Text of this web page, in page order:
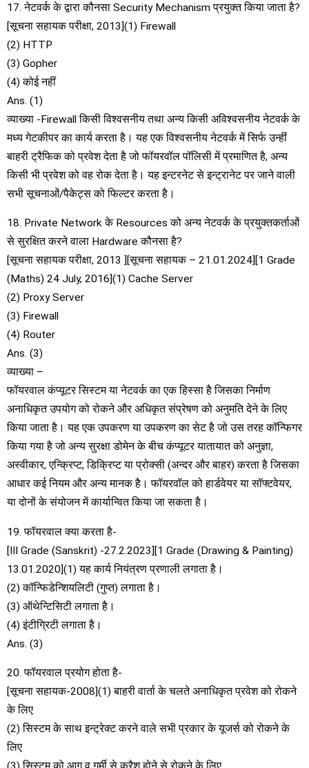
17. नेटवर्क के द्वारा कौनसा Security Mechanism प्रयुक्त किया जाता है?
[सूचना सहायक परीक्षा, 2013](1) Firewall
(2) HTTP
(3) Gopher
(4) कोई नहीं
Ans. (1)
व्याख्या -Firewall किसी विश्वसनीय तथा अन्य किसी अविश्वसनीय नेटवर्क के
मध्य गेटकीपर का कार्य करता है। यह एक विश्वसनीय नेटवर्क में सिर्फ उन्हीं
बाहरी ट्रैफिक को प्रवेश देता है जो फॉयरवॉल पॉलिसी में प्रमाणित है, अन्य
किसी भी प्रवेश को वह रोक देता है। यह इन्टरनेट से इन्ट्रानेट पर जाने वाली
सभी सूचनाओं/पैकेट्स को फिल्टर करता है।
18. Private Network के Resources को अन्य नेटवर्क के प्रयुक्तकर्ताओं
से सुरक्षित करने वाला Hardware कौनसा है?
[सूचना सहायक परीक्षा, 2013 ][सूचना सहायक – 21.01.2024][1 Grade
(Maths) 24 July, 2016](1) Cache Server
(2) Proxy Server
(3) Firewall
(4) Router
Ans. (3)
व्याख्या –
फॉयरवाल कंप्यूटर सिस्टम या नेटवर्क का एक हिस्सा है जिसका निर्माण
अनाधिकृत उपयोग को रोकने और अधिकृत संप्रेषण को अनुमति देने के लिए
किया जाता है। यह एक उपकरण या उपकरण का सेट है जो उस तरह कॉन्फिगर
किया गया है जो अन्य सुरक्षा डोमेन के बीच कंप्यूटर यातायात को अनुज्ञा,
अस्वीकार, एन्क्रिप्ट, डिक्रिप्ट या प्रोक्सी (अन्दर और बाहर) करता है जिसका
आधार कई नियम और अन्य मानक है। फॉयरवॉल को हार्डवेयर या सॉफ्टवेयर,
या दोनों के संयोजन में कार्यान्वित किया जा सकता है।
19. फॉयरवाल क्या करता है-
[III Grade (Sanskrit) -27.2.2023][1 Grade (Drawing & Painting)
13.01.2020](1) यह कार्य नियंत्रण प्रणाली लगाता है।
(2) कॉन्फिडेन्शियलिटी (गुप्त) लगाता है।
(3) ऑथेन्टिसिटी लगाता है।
(4) इंटीग्रिटी लगाता है।
Ans. (3)
20. फॉयरवाल प्रयोग होता है-
[सूचना सहायक-2008](1) बाहरी वार्ता के चलते अनाधिकृत प्रवेश को रोकने
के लिए
(2) सिस्टम के साथ इन्ट्रेक्ट करने वाले सभी प्रकार के यूजर्स को रोकने के
लिए